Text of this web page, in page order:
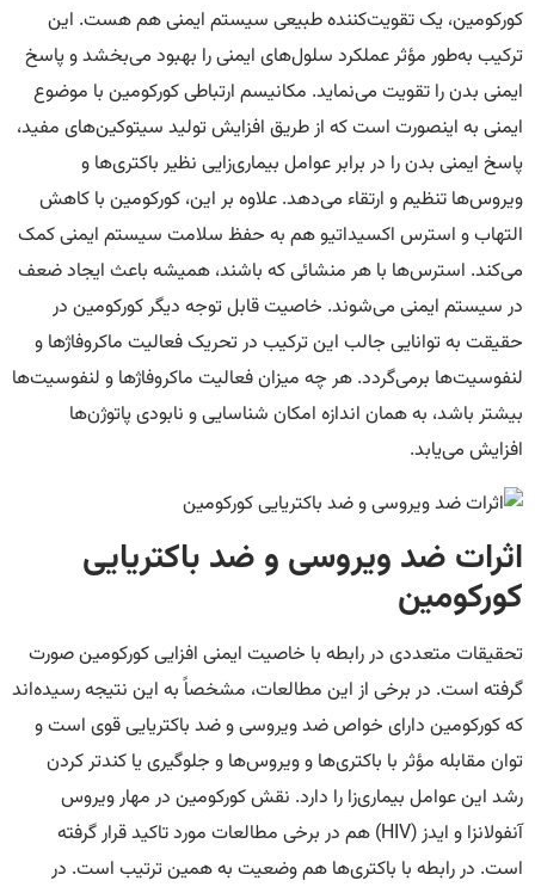
کورکومین، یک تقویت‌کننده طبیعی سیستم ایمنی هم هست. این
ترکیب به‌طور مؤثر عملکرد سلول‌های ایمنی را بهبود می‌بخشد و پاسخ
ایمنی بدن را تقویت می‌نماید. مکانیسم‌ ارتباطی کورکومین با موضوع
ایمنی به اینصورت است که از طریق افزایش تولید سیتوکین‌های مفید،
پاسخ ایمنی بدن را در برابر عوامل بیماری‌زایی نظیر باکتری‌ها و
ویروس‌ها تنظیم و ارتقاء می‌دهد. علاوه بر این، کورکومین با کاهش
التهاب و استرس اکسیداتیو هم به حفظ سلامت سیستم ایمنی کمک
می‌کند. استرس‌ها با هر منشائی که باشند، همیشه باعث ایجاد ضعف
در سیستم ایمنی می‌شوند. خاصیت قابل توجه دیگر کورکومین در
حقیقت به توانایی جالب این ترکیب در تحریک فعالیت ماکروفاژها و
لنفوسیت‌ها برمی‌گردد. هر چه میزان فعالیت ماکروفاژها و لنفوسیت‌ها
بیشتر باشد، به همان اندازه امکان شناسایی و نابودی پاتوژن‌ها
افزایش می‌یابد.
اثرات ضد ویروسی و ضد باکتریایی
کورکومین
تحقیقات متعددی در رابطه با خاصیت ایمنی افزایی کورکومین صورت
گرفته است. در برخی از این مطالعات، مشخصاً به این نتیجه رسیده‌اند
که کورکومین دارای خواص ضد ویروسی و ضد باکتریایی قوی است و
توان مقابله مؤثر با باکتری‌ها و ویروس‌ها و جلوگیری یا کندتر کردن
رشد این عوامل بیماری‌زا را دارد. نقش کورکومین در مهار ویروس
آنفولانزا و ایدز (HIV) هم در برخی مطالعات مورد تاکید قرار گرفته
است. در رابطه با باکتری‌ها هم وضعیت به همین ترتیب است. در